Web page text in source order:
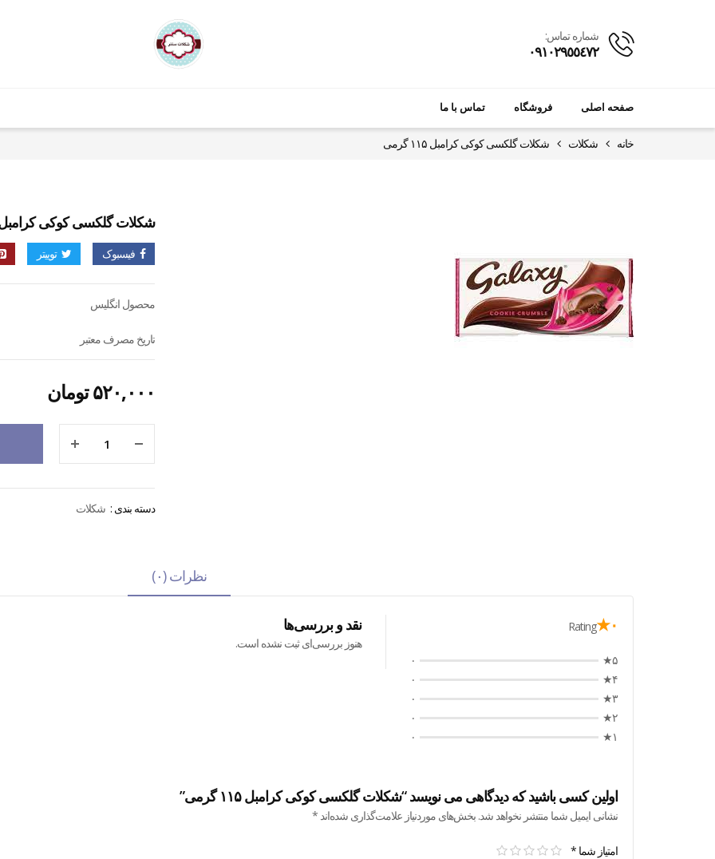
شماره تماس:
٠٩١٠٢٩٥٥٤٧٢
صفحه اصلی فروشگاه تماس با ما
خانه شکلات شکلات گلکسی کوکی کرامبل ۱۱۵ گرمی
شکلات گلکسی کوکی کرامبل ۱۱۵
فیسبوک توییتر
محصول انگلیس
تاریخ مصرف معتبر
۵۲۰,۰۰۰تومان
دسته بندی : شکلات
نظرات (۰)
۰★ Rating
۵★
۰
۴★
۰
۳★
۰
۲★
۰
۱★
۰
نقد و بررسی‌ها
هنوز بررسی‌ای ثبت نشده است.
اولین کسی باشید که دیدگاهی می نویسد “شکلات گلکسی کوکی کرامبل ۱۱۵ گرمی”
نشانی ایمیل شما منتشر نخواهد شد. بخش‌های موردنیاز علامت‌گذاری شده‌اند *
امتیاز شما *